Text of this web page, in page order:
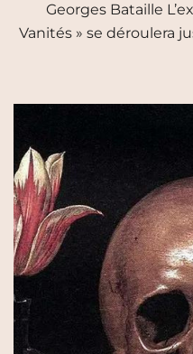
Georges Bataille
Vanités » se déroulera